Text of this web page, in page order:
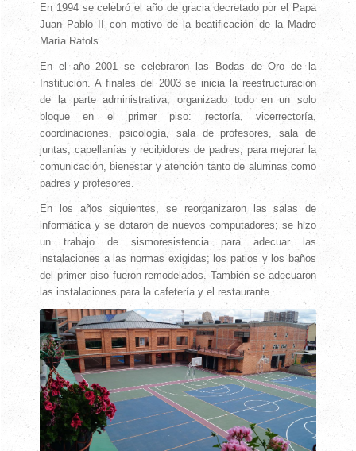
En 1994 se celebró el año de gracia decretado por el Papa
Juan Pablo II con motivo de la beatificación de la Madre
María Rafols.
En el año 2001 se celebraron las Bodas de Oro de la
Institución. A finales del 2003 se inicia la reestructuración
de la parte administrativa, organizado todo en un solo
bloque en el primer piso: rectoría, vicerrectoría,
coordinaciones, psicología, sala de profesores, sala de
juntas, capellanías y recibidores de padres, para mejorar la
comunicación, bienestar y atención tanto de alumnas como
padres y profesores.
En los años siguientes, se reorganizaron las salas de
informática y se dotaron de nuevos computadores; se hizo
un trabajo de sismoresistencia para adecuar las
instalaciones a las normas exigidas; los patios y los baños
del primer piso fueron remodelados. También se adecuaron
las instalaciones para la cafetería y el restaurante.